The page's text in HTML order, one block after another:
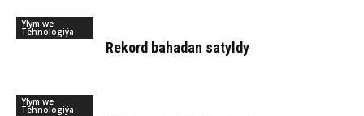
Ylym we
Tehnologiýa
Rekord bahadan satyldy
Ylym we
Tehnologiýa